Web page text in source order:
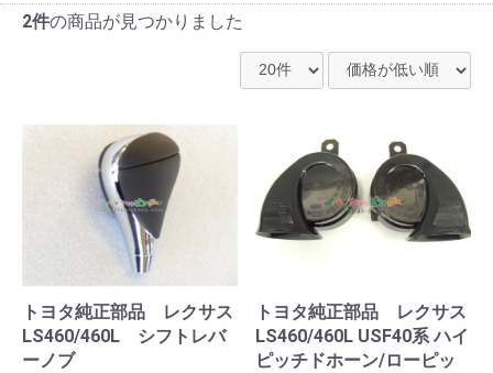
2件の商品が見つかりました
トヨタ純正部品 レクサス
LS460/460L シフトレバ
ーノブ
トヨタ純正部品 レクサス
LS460/460L USF40系 ハイ
ピッチドホーン/ローピッ